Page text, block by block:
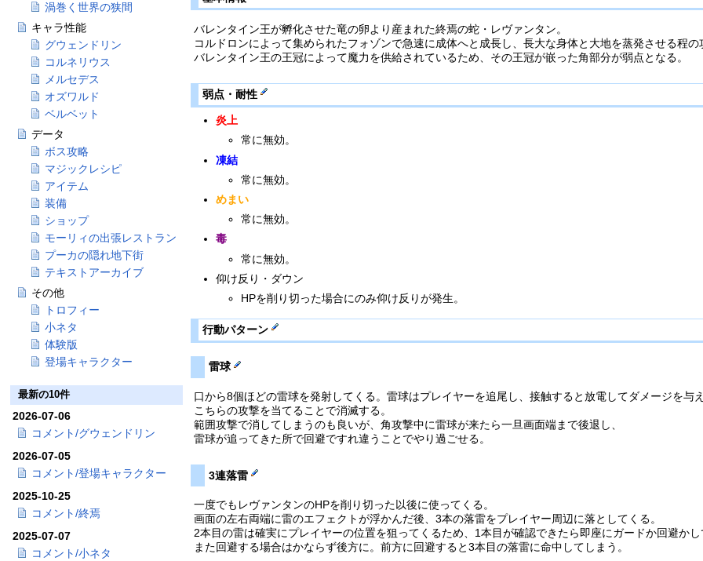
バレンタイン王が孵化させた竜の卵より産まれた終焉の蛇・レヴァンタン。
コルドロンによって集められたフォゾンで急速に成体へと成長し、長大な身体と大地を蒸発させる程の
バレンタイン王の王冠によって魔力を供給されているため、その王冠が嵌った角部分が弱点となる。
弱点・耐性
炎上
常に無効。
凍結
常に無効。
めまい
常に無効。
毒
常に無効。
仰け反り・ダウン
HPを削り切った場合にのみ仰け反りが発生。
行動パターン
雷球
口から8個ほどの雷球を発射してくる。雷球はプレイヤーを追尾し、接触すると放電してダメージを与え
こちらの攻撃を当てることで消滅する。
範囲攻撃で消してしまうのも良いが、角攻撃中に雷球が来たら一旦画面端まで後退し、
雷球が追ってきた所で回避ですれ違うことでやり過ごせる。
3連落雷
一度でもレヴァンタンのHPを削り切った以後に使ってくる。
画面の左右両端に雷のエフェクトが浮かんだ後、3本の落雷をプレイヤー周辺に落としてくる。
2本目の雷は確実にプレイヤーの位置を狙ってくるため、1本目が確認できたら即座にガードか回避かし
また回避する場合はかならず後方に。前方に回避すると3本目の落雷に命中してしまう。
渦巻く世界の狭間
キャラ性能
グウェンドリン
コルネリウス
メルセデス
オズワルド
ベルベット
データ
ボス攻略
マジックレシピ
アイテム
装備
ショップ
モーリィの出張レストラン
プーカの隠れ地下街
テキストアーカイブ
その他
トロフィー
小ネタ
体験版
登場キャラクター
最新の10件
2026-07-06
コメント/グウェンドリン
2026-07-05
コメント/登場キャラクター
2025-10-25
コメント/終焉
2025-07-07
コメント/小ネタ